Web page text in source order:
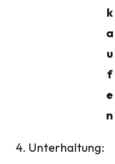
k
a
u
f
e
n
Unterhaltung: